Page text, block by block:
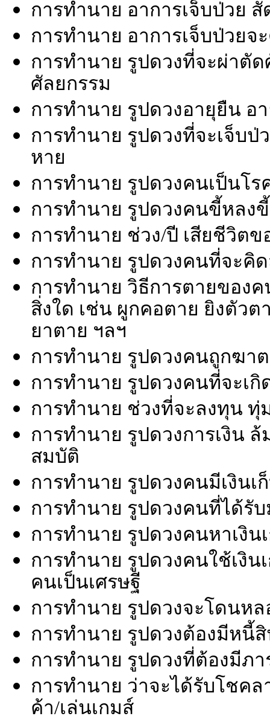
การทำนาย อาการเจ็บป่วย
การทำนาย อาการเจ็บป่วย
การทำนาย รูปดวงที่จะผ่าตั
ศัลยกรรม
การทำนาย รูปดวงอายุยืน อ
การทำนาย รูปดวงที่จะเจ็บป่
หาย
การทำนาย รูปดวงคนเป็นโ
การทำนาย รูปดวงคนขี้หลง
การทำนาย ช่วง/ปี เสียชีวิต
การทำนาย รูปดวงคนที่จะคิ
การทำนาย วิธีการตายของ
สิ่งใด เช่น ผูกคอตาย ยิงตัว
ยาตาย ฯลฯ
การทำนาย รูปดวงคนถูกฆา
การทำนาย รูปดวงคนที่จะเ
การทำนาย ช่วงที่จะลงทุน ทุ่
การทำนาย รูปดวงการเงิน
สมบัติ
การทำนาย รูปดวงคนมีเงิน
การทำนาย รูปดวงคนที่ได้รั
การทำนาย รูปดวงคนหาเงิน
การทำนาย รูปดวงคนใช้เงิน
คนเป็นเศรษฐี
การทำนาย รูปดวงจะโดนห
การทำนาย รูปดวงต้องมีหนี้
การทำนาย รูปดวงที่ต้องมีภา
การทำนาย ว่าจะได้รับโชคล
ค้า/เล่นเกมส์